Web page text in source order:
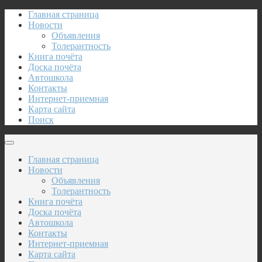
Главная страница
Новости
Объявления
Толерантность
Книга почёта
Доска почёта
Автошкола
Контакты
Интернет-приемная
Карта сайта
Поиск
Главная страница
Новости
Объявления
Толерантность
Книга почёта
Доска почёта
Автошкола
Контакты
Интернет-приемная
Карта сайта